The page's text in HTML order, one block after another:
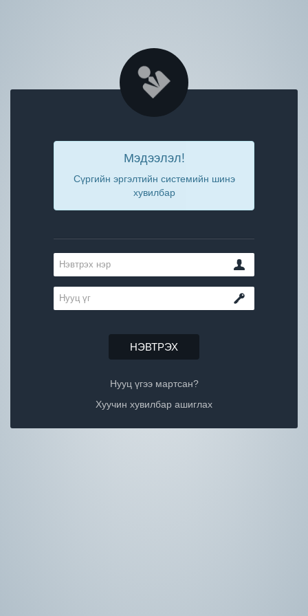
Мэдээлэл!
Сүргийн эргэлтийн системийн шинэ
хувилбар
НЭВТРЭХ
Нууц үгээ мартсан?
Хуучин хувилбар ашиглах